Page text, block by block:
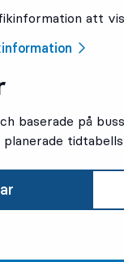
att
baserade på